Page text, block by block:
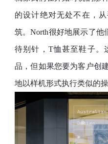
的设计绝对无处不在，
筑。North很好地展示了他
待别针，T恤甚至鞋子。
品，但如果您要为客户创
地以样机形式执行类似的操